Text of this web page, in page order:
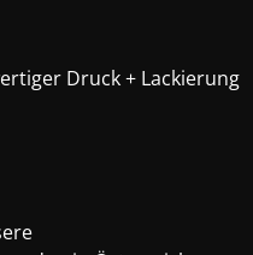
Druck + Lackierung